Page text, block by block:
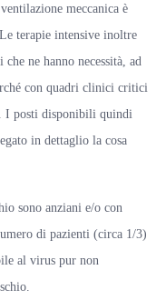
meccanica è
terapie intensive inoltre
ne hanno necessità, ad
con quadri clinici critici
I posti disponibili quindi
in dettaglio la cosa
sono anziani e/o con
di pazienti (circa 1/3)
al virus pur non